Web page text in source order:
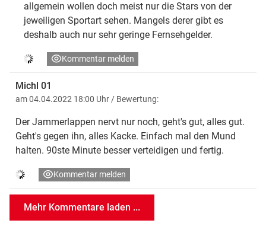
allgemein wollen doch meist nur die Stars von der
jeweiligen Sportart sehen. Mangels derer gibt es
deshalb auch nur sehr geringe Fernsehgelder.
Kommentar melden
Michl 01
am 04.04.2022 18:00 Uhr / Bewertung:
Der Jammerlappen nervt nur noch, geht's gut, alles gut.
Geht's gegen ihn, alles Kacke. Einfach mal den Mund
halten. 90ste Minute besser verteidigen und fertig.
Kommentar melden
Mehr Kommentare laden ...